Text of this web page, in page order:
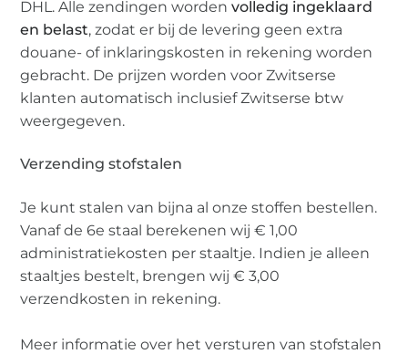
DHL. Alle zendingen wordenvolledig ingeklaard
en belast, zodat er bij de levering geen extra
douane- of inklaringskosten in rekening worden
gebracht. De prijzen worden voor Zwitserse
klanten automatisch inclusief Zwitserse btw
weergegeven.
Verzending stofstalen
Je kunt stalen van bijna al onze stoffen bestellen.
Vanaf de 6e staal berekenen wij € 1,00
administratiekosten per staaltje. Indien je alleen
staaltjes bestelt, brengen wij € 3,00
verzendkosten in rekening.
Meer informatie over het versturen van stofstalen